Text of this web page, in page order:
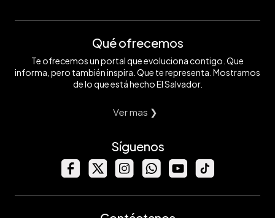
Qué ofrecemos
Te ofrecemos un portal que evoluciona contigo. Que
informa, pero también inspira. Que te representa. Mostramos
de lo que está hecho El Salvador.
Ver mas ❯
Síguenos